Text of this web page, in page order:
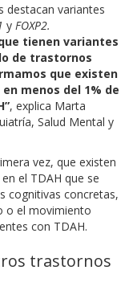
destacan variantes
y FOXP2.
tienen variantes
de trastornos
que existen
menos del 1% de
, explica Marta
Salud Mental y
vez, que existen
el TDAH que se
cognitivas concretas,
o el movimiento
con TDAH.
trastornos